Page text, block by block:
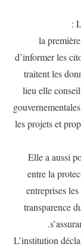
la
d’informer les
traitent les
lieu elle
les projets et
Elle a aussi
entre la
entreprises
transparence
L’institution